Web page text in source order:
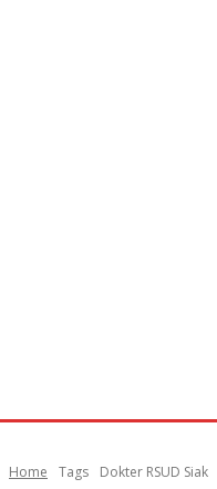
Home Tags Dokter RSUD Siak